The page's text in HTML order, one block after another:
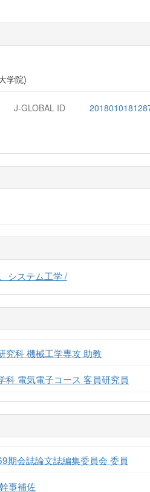
学院)
J-GLOBAL ID
システム工学 /
究科 機械工学専攻 助教
科 電気電子コース 客員研究員
期会誌論文誌編集委員会 委員
事補佐